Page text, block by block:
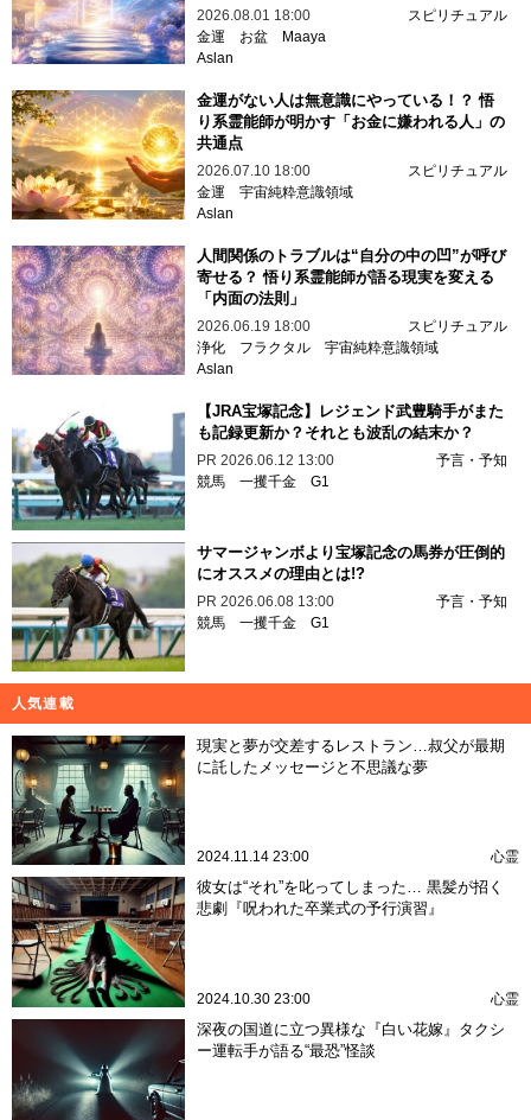
2026.08.01 18:00
スピリチュアル
金運
お盆
Maaya
Aslan
金運がない人は無意識にやっている！？ 悟
り系霊能師が明かす「お金に嫌われる人」の
共通点
2026.07.10 18:00
スピリチュアル
金運 宇宙純粋意識領域
Aslan
人間関係のトラブルは“自分の中の凹”が呼び
寄せる？ 悟り系霊能師が語る現実を変える
「内面の法則」
2026.06.19 18:00
スピリチュアル
浄化
フラクタル 宇宙純粋意識領域
Aslan
【JRA宝塚記念】レジェンド武豊騎手がまた
も記録更新か？それとも波乱の結末か？
PR 2026.06.12 13:00
予言・予知
競馬 一攫千金 G1
サマージャンボより宝塚記念の馬券が圧倒的
にオススメの理由とは!?
PR 2026.06.08 13:00
予言・予知
競馬 一攫千金 G1
人気連載
現実と夢が交差するレストラン…叔父が最期
に託したメッセージと不思議な夢
2024.11.14 23:00 心霊
彼女は“それ”を叱ってしまった… 黒髪が招く
悲劇『呪われた卒業式の予行演習』
2024.10.30 23:00 心霊
深夜の国道に立つ異様な『白い花嫁』タクシ
ー運転手が語る“最恐”怪談